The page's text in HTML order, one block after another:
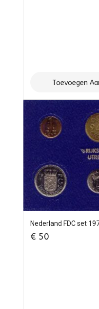
Toevoegen
Nederland FDC set
€ 50